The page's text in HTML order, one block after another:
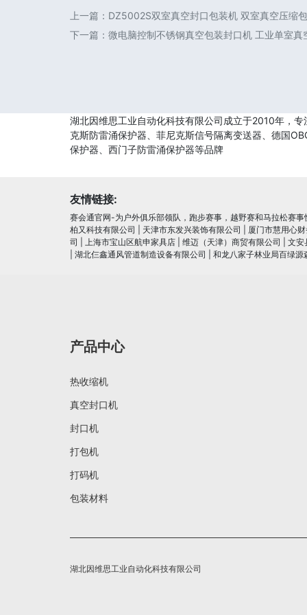
上一篇： DZ5002S双室真空封口包装机 双室真空压缩
下一篇： 微电脑控制不锈钢真空包装封口机 工业单室真
湖北因维思工业自动化科技有限公司成立于2010年，
克斯防雷涌保护器、菲尼克斯信号隔离变送器、德国
保护器、西门子防雷涌保护器等品牌
友情链接:
赛会通官网-为户外俱乐部领队，跑步赛事，越野赛和马拉松赛
柏又科技有限公司
天津市东发兴装饰有限公司
厦门市慧用心
司
上海市宝山区航申家具店 维迈（天津）商贸有限公司
文安
湖北仨鑫通风管道制造设备有限公司 和龙八家子林业局百绿源
产品中心
热收缩机
真空封口机
封口机
打包机
打码机
包装材料
湖北因维思工业自动化科技有限公司